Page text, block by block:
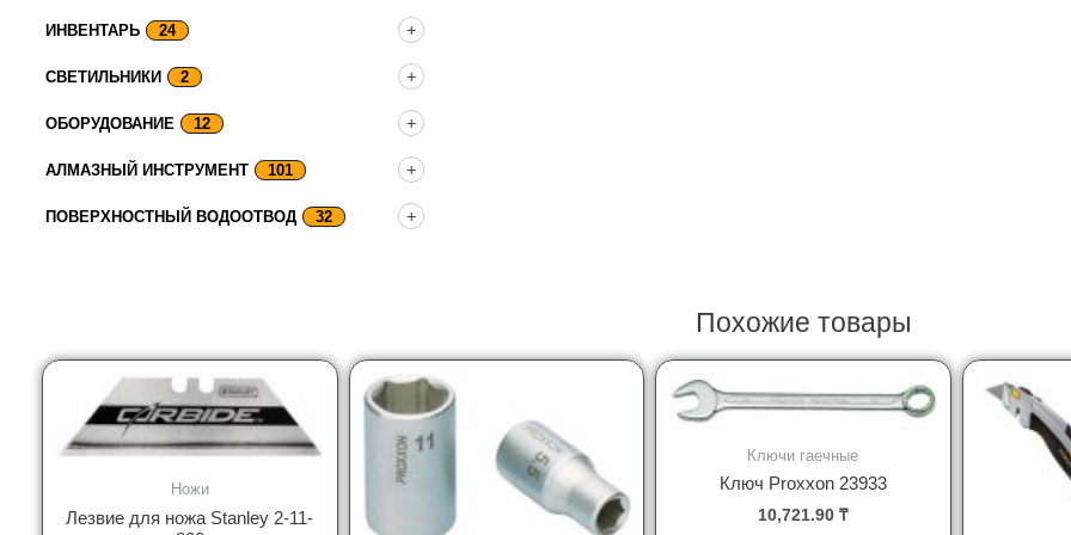
ИНВЕНТАРЬ 24
СВЕТИЛЬНИКИ 2
ОБОРУДОВАНИЕ 12
АЛМАЗНЫЙ ИНСТРУМЕНТ 101
ПОВЕРХНОСТНЫЙ ВОДООТВОД 32
Похожие товары
Ножи
Лезвие для ножа Stanley 2-11-
Ключи гаечные
Ключ Proxxon 23933
10,721.90₸